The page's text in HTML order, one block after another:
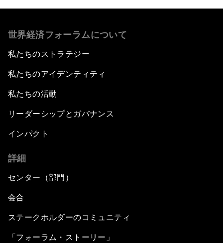
世界経済フォーラムについて
私たちのストラテジー
私たちのアイデンティティ
私たちの活動
リーダーシップとガバナンス
インパクト
詳細
センター（部門）
会合
ステークホルダーのコミュニティ
「フォーラム・ストーリー」